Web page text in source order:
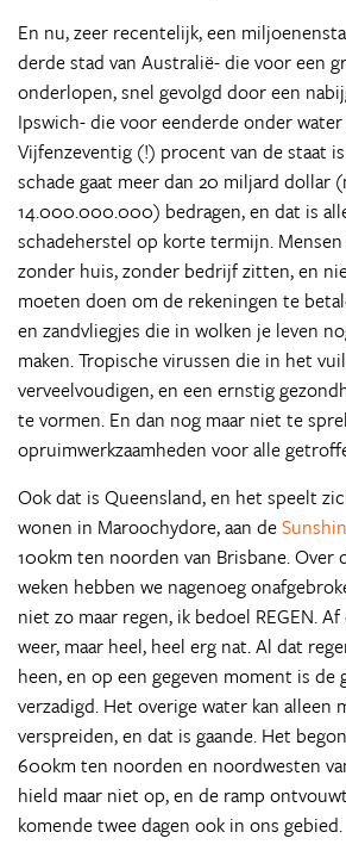
En nu, zeer recentelijk, een
derde stad van Australië- die voor een
onderlopen, snel gevolgd door een
Ipswich- die voor eenderde onder
Vijfenzeventig (!) procent van de staat
schade gaat meer dan 20 miljard dollar
14.000.000.000) bedragen, en dat is
schadeherstel op korte termijn.
zonder huis, zonder bedrijf zitten, en
moeten doen om de rekeningen te
en zandvliegjes die in wolken je leven
maken. Tropische virussen die in het
verveelvoudigen, en een ernstig
te vormen. En dan nog maar niet te
opruimwerkzaamheden voor alle
Ook dat is Queensland, en het speelt
wonen in Maroochydore, aan de
100km ten noorden van Brisbane. Over
weken hebben we nagenoeg
niet zo maar regen, ik bedoel REGEN.
weer, maar heel, heel erg nat. Al dat
heen, en op een gegeven moment is de
verzadigd. Het overige water kan alleen
verspreiden, en dat is gaande. Het
600km ten noorden en noordwesten
hield maar niet op, en de ramp
komende twee dagen ook in ons gebied.